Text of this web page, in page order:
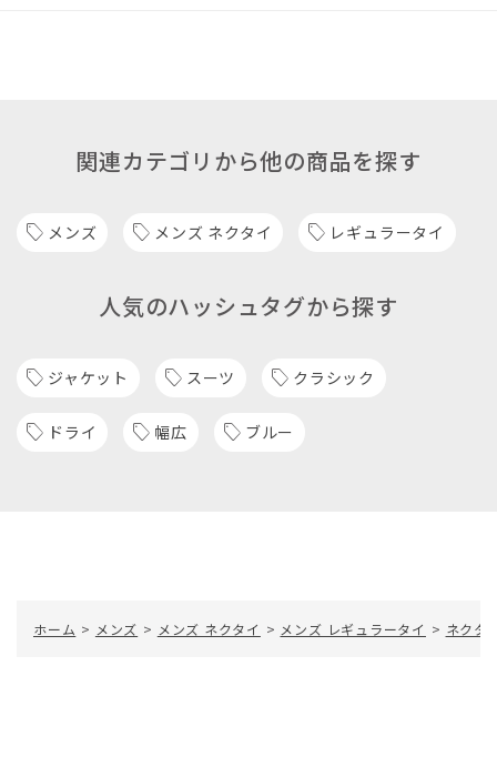
関連カテゴリから他の商品を探す
メンズ メンズ ネクタイ レギュラータイ
人気のハッシュタグから探す
ジャケット スーツ クラシック
ドライ 幅広 ブルー
ホーム > メンズ > メンズ ネクタイ > メンズ レギュラータイ > ネクタ